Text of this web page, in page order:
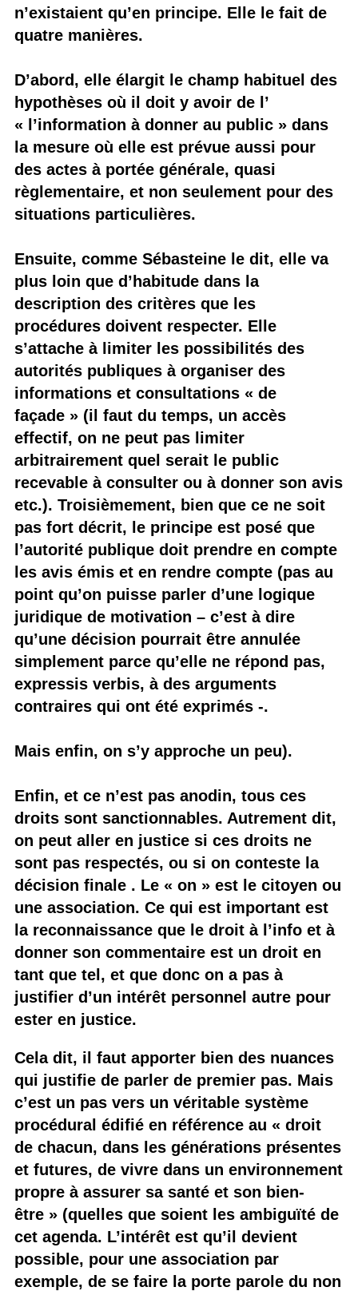
n’existaient qu’en principe. Elle le fait de
quatre manières.
D’abord, elle élargit le champ habituel des
hypothèses où il doit y avoir de l’
« l’information à donner au public » dans
la mesure où elle est prévue aussi pour
des actes à portée générale, quasi
règlementaire, et non seulement pour des
situations particulières.
Ensuite, comme Sébasteine le dit, elle va
plus loin que d’habitude dans la
description des critères que les
procédures doivent respecter. Elle
s’attache à limiter les possibilités des
autorités publiques à organiser des
informations et consultations « de
façade » (il faut du temps, un accès
effectif, on ne peut pas limiter
arbitrairement quel serait le public
recevable à consulter ou à donner son avis
etc.). Troisièmement, bien que ce ne soit
pas fort décrit, le principe est posé que
l’autorité publique doit prendre en compte
les avis émis et en rendre compte (pas au
point qu’on puisse parler d’une logique
juridique de motivation – c’est à dire
qu’une décision pourrait être annulée
simplement parce qu’elle ne répond pas,
expressis verbis, à des arguments
contraires qui ont été exprimés -.
Mais enfin, on s’y approche un peu).
Enfin, et ce n’est pas anodin, tous ces
droits sont sanctionnables. Autrement dit,
on peut aller en justice si ces droits ne
sont pas respectés, ou si on conteste la
décision finale . Le « on » est le citoyen ou
une association. Ce qui est important est
la reconnaissance que le droit à l’info et à
donner son commentaire est un droit en
tant que tel, et que donc on a pas à
justifier d’un intérêt personnel autre pour
ester en justice.
Cela dit, il faut apporter bien des nuances
qui justifie de parler de premier pas. Mais
c’est un pas vers un véritable système
procédural édifié en référence au « droit
de chacun, dans les générations présentes
et futures, de vivre dans un environnement
propre à assurer sa santé et son bien-
être » (quelles que soient les ambiguïté de
cet agenda. L’intérêt est qu’il devient
possible, pour une association par
exemple, de se faire la porte parole du non